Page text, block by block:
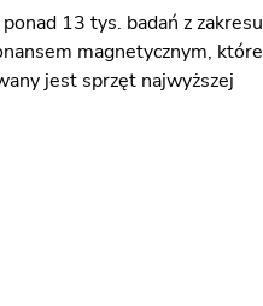
13 tys. badań z zakresu
magnetycznym, które
jest sprzęt najwyższej